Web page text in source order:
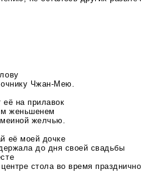
Чжан-Мею.
её на прилавок
женьшенем
желчью.
её моей дочке
до дня своей свадьбы
стола во время